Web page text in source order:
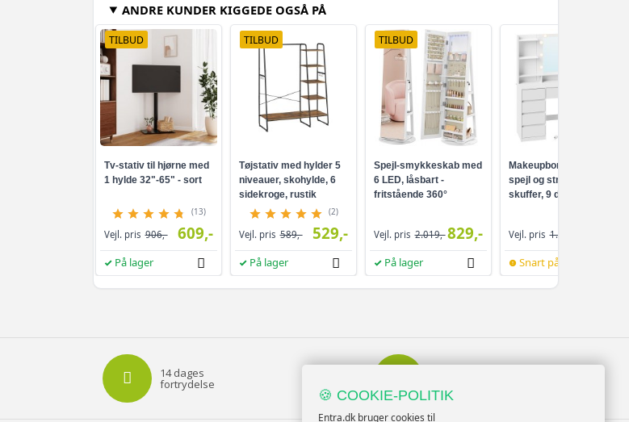
ANDRE KUNDER KIGGEDE OGSÅ PÅ
TILBUD
Tv-stativ til hjørne med
1 hylde 32"-65" - sort
(13)
Vejl. pris 906,- 609,-
På lager
TILBUD
Tøjstativ med hylder 5
niveauer, skohylde, 6
sidekroge, rustik
brun/sort
(2)
Vejl. pris 589,- 529,-
På lager
TILBUD
Spejl-smykkeskab med
6 LED, låsbart -
fritstående 360°
helkropsspejl, 3
opbevaringshylder -
hvid/greige
Vejl. pris 2.019,-829,-
På lager
Makeupbord med LED-
spejl og strømudtag - 9
skuffer, 9 dæmpbare
Vejl. pris 1.099,-
Snart på lager
14 dages
fortrydelse
🍪 COOKIE-POLITIK
Entra.dk bruger cookies til